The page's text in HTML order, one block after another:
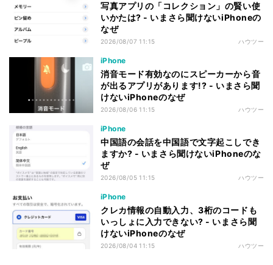
写真アプリの「コレクション」の賢い使
いかたは? - いまさら聞けないiPhoneの
なぜ
2026/08/07 11:15 ハウツー
iPhone
消音モード有効なのにスピーカーから音
が出るアプリがあります!? - いまさら聞
けないiPhoneのなぜ
2026/08/06 11:15 ハウツー
iPhone
中国語の会話を中国語で文字起こしでき
ますか? - いまさら聞けないiPhoneのな
ぜ
2026/08/05 11:15 ハウツー
iPhone
クレカ情報の自動入力、3桁のコードも
いっしょに入力できない? - いまさら聞
けないiPhoneのなぜ
2026/08/04 11:15 ハウツー